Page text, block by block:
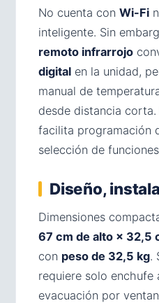
No cuenta con Wi-Fi
inteligente. Sin
remoto infrarrojo
digital en la unidad,
manual de
desde distancia corta.
facilita programación
selección de
Diseño,
Dimensiones
67 cm de alto × 32,5
con peso de 32,5 kg.
requiere solo
evacuación por